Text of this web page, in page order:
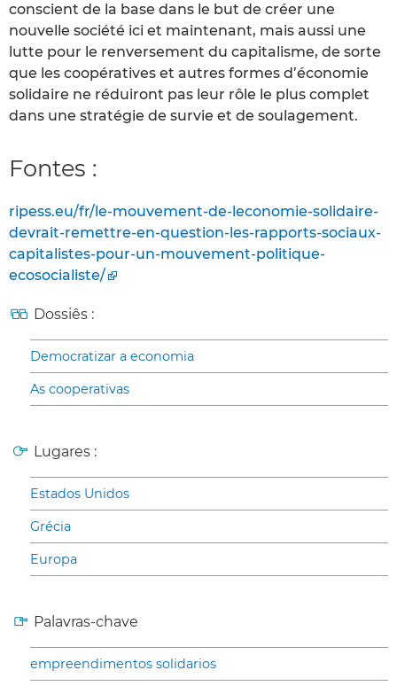
conscient de la base dans le but de créer une
nouvelle société ici et maintenant, mais aussi une
lutte pour le renversement du capitalisme, de sorte
que les coopératives et autres formes d’économie
solidaire ne réduiront pas leur rôle le plus complet
dans une stratégie de survie et de soulagement.
Fontes :
ripess.eu/fr/le-mouvement-de-leconomie-solidaire-
devrait-remettre-en-question-les-rapports-sociaux-
capitalistes-pour-un-mouvement-politique-
ecosocialiste/
Dossiês :
Democratizar a economia
As cooperativas
Lugares :
Estados Unidos
Grécia
Europa
Palavras-chave
empreendimentos solidarios